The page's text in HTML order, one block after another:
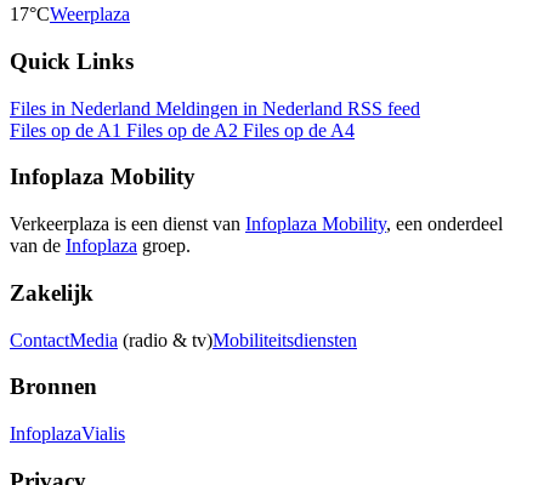
17°CWeerplaza
Quick Links
Files in Nederland Meldingen in Nederland RSS feed
Files op de A1 Files op de A2 Files op de A4
Infoplaza Mobility
Verkeerplaza is een dienst van Infoplaza Mobility, een onderdeel
van de Infoplaza groep.
Zakelijk
ContactMedia (radio & tv)Mobiliteitsdiensten
Bronnen
InfoplazaVialis